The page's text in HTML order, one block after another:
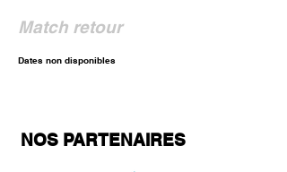
Match retour
Dates non disponibles
NOS PARTENAIRES